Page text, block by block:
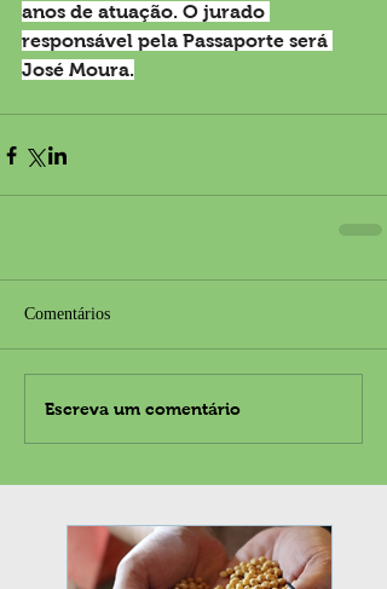
anos de atuação. O jurado
responsável pela Passaporte será
José Moura.
Comentários
Escreva um comentário